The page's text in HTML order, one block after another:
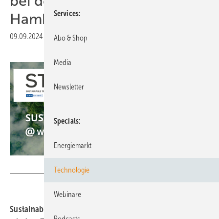
Hamburg 2024
09.09.2024 Druckvorschau
Sustainable Trade Events Partnership, eine Initiative, die
Services
Abo & Shop
Media
Newsletter
Specials
Energiemarkt
Technologie
Webinare